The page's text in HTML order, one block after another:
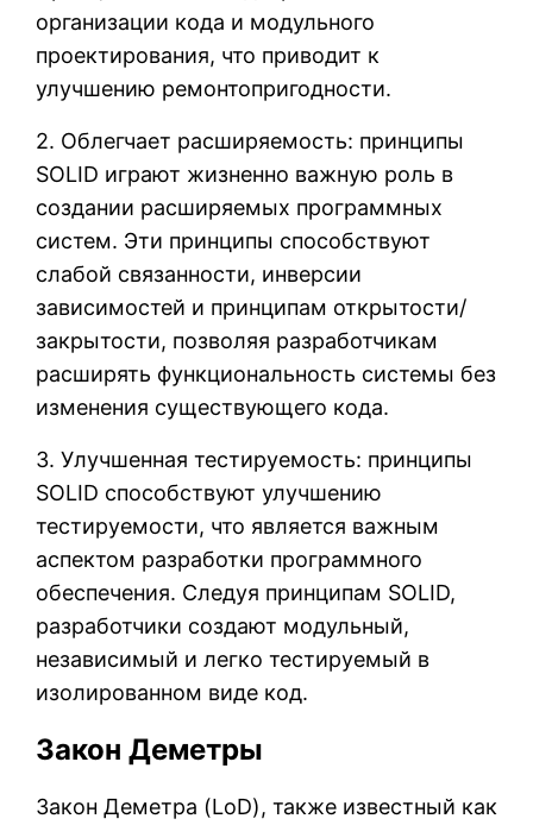
организации кода и модульного
проектирования, что приводит к
улучшению ремонтопригодности.
2. Облегчает расширяемость: принципы
SOLID играют жизненно важную роль в
создании расширяемых программных
систем. Эти принципы способствуют
слабой связанности, инверсии
зависимостей и принципам открытости/
закрытости, позволяя разработчикам
расширять функциональность системы без
изменения существующего кода.
3. Улучшенная тестируемость: принципы
SOLID способствуют улучшению
тестируемости, что является важным
аспектом разработки программного
обеспечения. Следуя принципам SOLID,
разработчики создают модульный,
независимый и легко тестируемый в
изолированном виде код.
Закон Деметры
Закон Деметра (LoD), также известный как